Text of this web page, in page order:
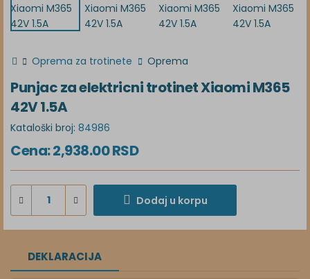
Oprema za trotinete Oprema
Punjac za elektricni trotinet Xiaomi M365
42V 1.5A
Kataloški broj: 84986
Cena:2,938.00RSD
Dodaj u korpu
DEKLARACIJA